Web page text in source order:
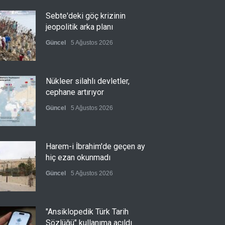
Sebte'deki göç krizinin
jeopolitik arka planı
Güncel 5 Ağustos 2026
Nükleer silahlı devletler,
cephane artırıyor
Güncel 5 Ağustos 2026
Harem-i İbrahim'de geçen ay
hiç ezan okunmadı
Güncel 5 Ağustos 2026
"Ansiklopedik Türk Tarih
Sözlüğü" kullanıma açıldı